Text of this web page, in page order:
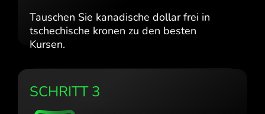
Tauschen Sie kanadische dollar frei in
tschechische kronen zu den besten
Kursen.
SCHRITT 3